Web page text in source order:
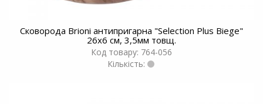
Сковорода Brioni антипригарна "Selection Plus Biege"
26x6 см, 3,5мм товщ.
Код товару: 764-056
Кількість: